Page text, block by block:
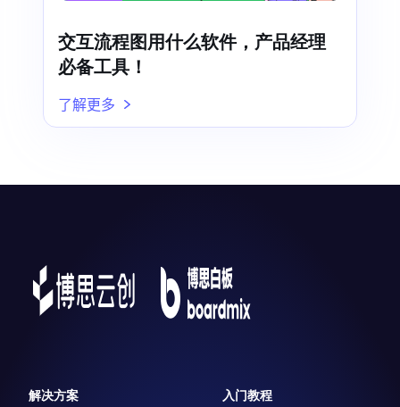
交互流程图用什么软件，产品经理
必备工具！
了解更多
解决方案 入门教程